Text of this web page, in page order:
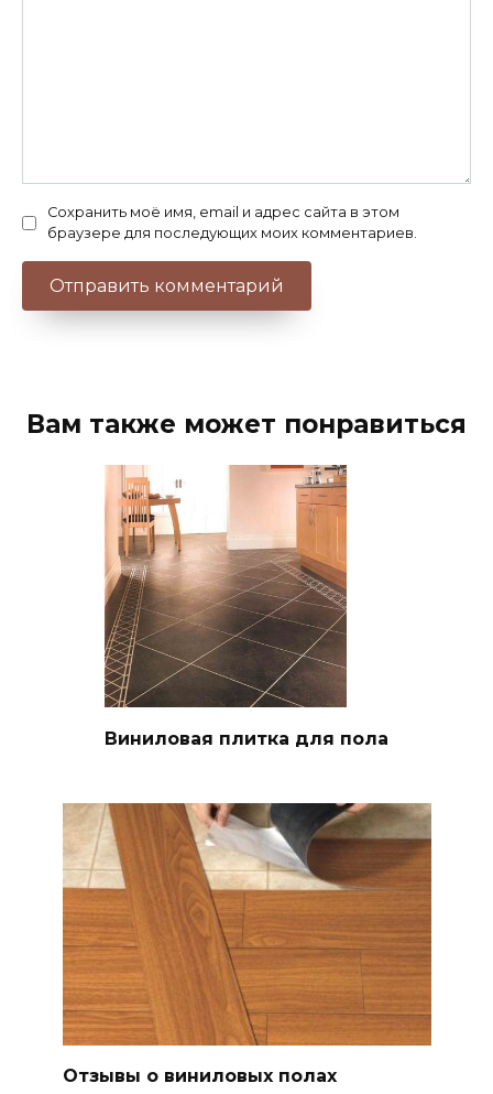
Сохранить моё имя, email и адрес сайта в этом
браузере для последующих моих комментариев.
Вам также может понравиться
Виниловая плитка для пола
Отзывы о виниловых полах